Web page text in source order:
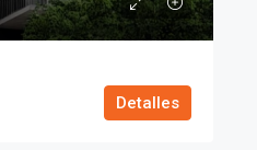
Detalles